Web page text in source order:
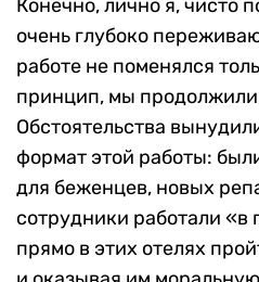
Конечно, лично я, чисто
очень глубоко
работе не поменялся
принцип, мы
Обстоятельства
формат этой работы:
для беженцев, новых
сотрудники работали «в
прямо в этих отелях